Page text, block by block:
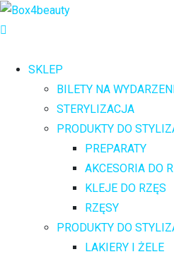
SKLEP
BILETY NA
STERYLIZACJA
PRODUKTY DO
PREPARATY
AKCESORIA DO
KLEJE DO RZĘS
RZĘSY
PRODUKTY DO
LAKIERY I ŻELE